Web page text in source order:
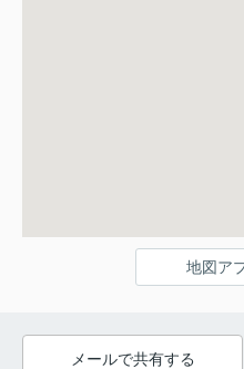
地図ア
メールで共有する